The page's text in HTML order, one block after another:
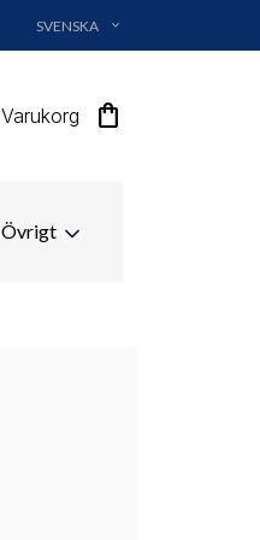
SVENSKA EXPAND_MORE
Varukorg shopping_bag
Övrigt